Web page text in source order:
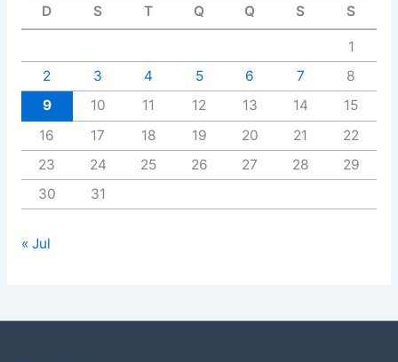
D S T Q Q S S
1
2
3 4 5 6 7
8
9
10 11 12 13 14
15
16
17 18 19 20 21
22
23
24 25 26 27 28
29
30
31
« Jul